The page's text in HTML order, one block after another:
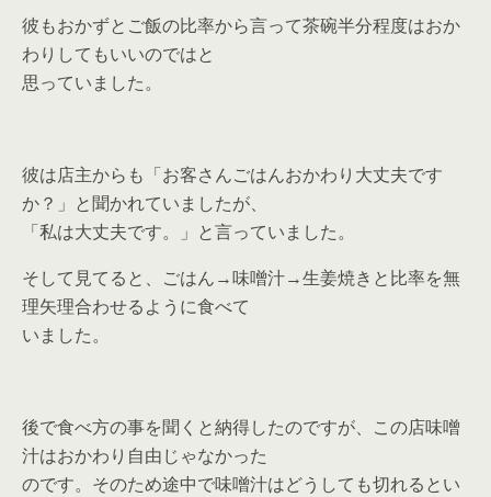
彼もおかずとご飯の比率から言って茶碗半分程度はおか
わりしてもいいのではと
思っていました。
彼は店主からも「お客さんごはんおかわり大丈夫です
か？」と聞かれていましたが、
「私は大丈夫です。」と言っていました。
そして見てると、ごはん→味噌汁→生姜焼きと比率を無
理矢理合わせるように食べて
いました。
後で食べ方の事を聞くと納得したのですが、この店味噌
汁はおかわり自由じゃなかった
のです。そのため途中で味噌汁はどうしても切れるとい